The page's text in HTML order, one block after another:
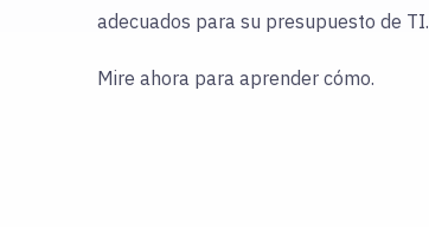
adecuados para su presupuesto de TI.
Mire ahora para aprender cómo.